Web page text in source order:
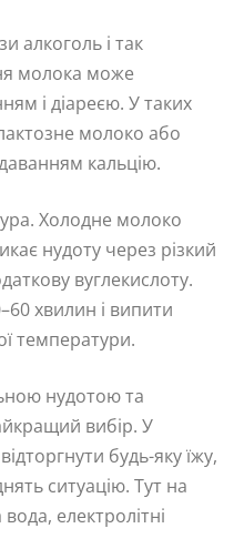
алкоголь і так
молока може
і діареєю. У таких
молоко або
кальцію.
Холодне молоко
нудоту через різкий
вуглекислоту.
хвилин і випити
температури.
нудотою та
вибір. У
будь-яку їжу,
ситуацію. Тут на
електролітні